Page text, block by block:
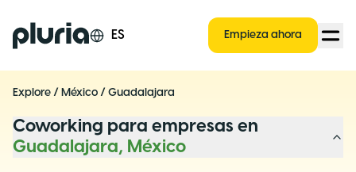
Logo Pluria ES Empieza ahora
Explore / México / Guadalajara
Coworking para empresas en
Guadalajara, México